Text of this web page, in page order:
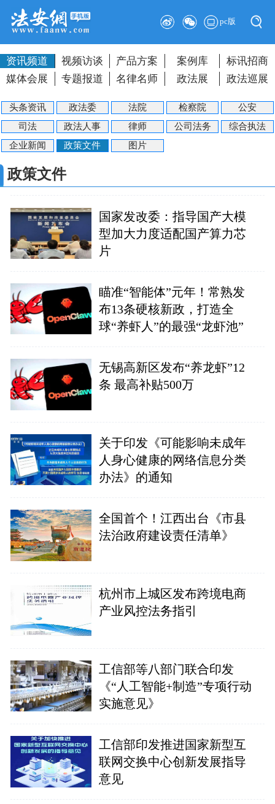
pc版
资讯频道 视频访谈 产品方案 案例库
标讯招商
媒体会展
专题报道 名律名师 政法展 政法巡展
头条资讯 政法委 法院 检察院
公安
司法
政法人事 律师 公司法务
综合执法
企业新闻
政策文件 图片
政策文件
国家发改委：指导国产大模
型加大力度适配国产算力芯
片
瞄准“智能体”元年！常熟发
布13条硬核新政，打造全
球“养虾人”的最强“龙虾池”
无锡高新区发布“养龙虾”12
条 最高补贴500万
关于印发《可能影响未成年
人身心健康的网络信息分类
办法》的通知
全国首个！江西出台《市县
法治政府建设责任清单》
杭州市上城区发布跨境电商
产业风控法务指引
工信部等八部门联合印发
《“人工智能+制造”专项行动
实施意见》
工信部印发推进国家新型互
联网交换中心创新发展指导
意见